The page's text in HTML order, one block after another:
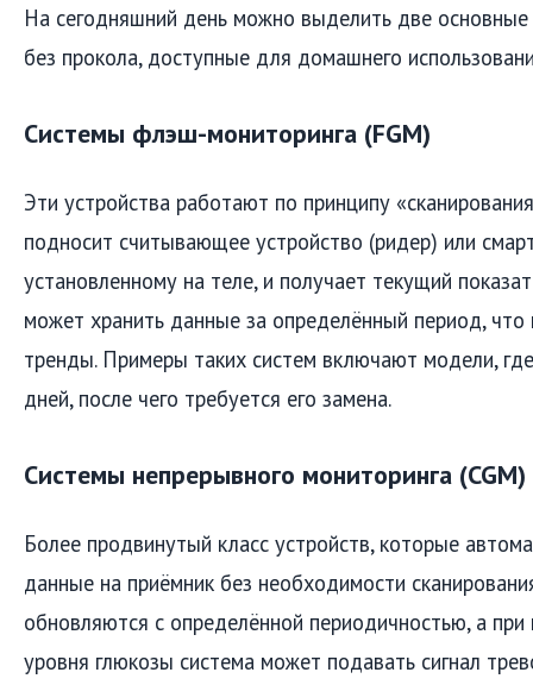
На сегодняшний день можно выделить две основные
без прокола, доступные для домашнего
Системы флэш-мониторинга (FGM)
Эти устройства работают по принципу
подносит считывающее устройство (ридер) или
установленному на теле, и получает текущий
может хранить данные за определённый период, что
тренды. Примеры таких систем включают модели,
дней, после чего требуется его замена.
Системы непрерывного мониторинга (CGM)
Более продвинутый класс устройств, которые
данные на приёмник без необходимости
обновляются с определённой периодичностью, а при
уровня глюкозы система может подавать сигнал